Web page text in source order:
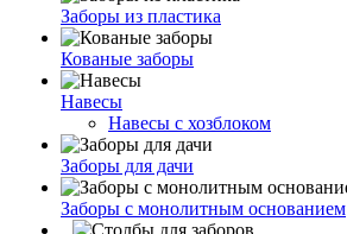
Заборы из пластика
Кованые заборы
Навесы
Навесы с хозблоком
Заборы для дачи
Заборы с монолитным основанием